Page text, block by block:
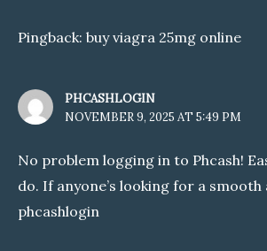
Pingback: buy viagra 25mg online
PHCASHLOGIN
NOVEMBER 9, 2025 AT 5:49 PM
No problem logging in to Phcash!
do. If anyone’s looking for a smooth
phcashlogin